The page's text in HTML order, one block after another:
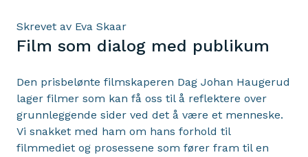
Skrevet av Eva Skaar
Film som dialog med publikum
Den prisbelønte filmskaperen Dag Johan Haugerud
lager filmer som kan få oss til å reflektere over
grunnleggende sider ved det å være et menneske.
Vi snakket med ham om hans forhold til
filmmediet og prosessene som fører fram til en